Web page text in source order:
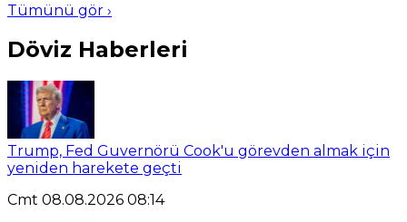
Tümünü gör ›
Döviz Haberleri
Trump, Fed Guvernörü Cook'u görevden almak için
yeniden harekete geçti
Cmt 08.08.2026 08:14